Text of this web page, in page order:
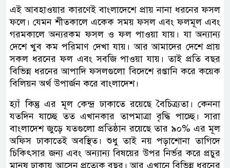
এই আবহাওয়ার কারণেই বাংলাদেশে প্রায় নানা ধরনের ফসল
ফলে। যেমন শীতকালে একেক সময় ফসল এবং ফলমূল এবং
গরমকালে অন্যরকম ফসল ও ফল পাওয়া যায়। যা অন্যান্য
দেশে খুব কম পরিমাণ দেখা যায়। আর আমাদের দেশে প্রায়
সকল ধরনের ফল এবং সবজি পাওয়া যায়। তাই প্রতি বছর
বিভিন্ন ধরনের আপাদি ফসলগুলো বিদেশে রপ্তানি করে কয়েক
বিলিয়ন অর্থ উপার্জন করে বাংলাদেশ।
হ্যাঁ কিন্তু এর মূল কেন্দ্র ঢাকাতে রয়েছে বৈচিত্র্যতা। কেননা
যতদিন যাচ্ছে তত এখানকার তাপমাত্রা বৃদ্ধি পাচ্ছে। সারা
বাংলাদেশ জুড়ে যতগুলো প্রতিষ্ঠান রয়েছে তার ৯০% এর মূল
অফিস ঢাকাতেই অবস্থিত। শুধু তাই নয় পড়াশোনা তাগিদে
চিকিৎসার জন্য এবং অন্যান্য বিষয়ের উপর নির্ভর করে প্রচুর
মানুষ ঢাকায় আসেন প্রত্যেক বছর। আর এখানে বিভিন্ন ধরনের